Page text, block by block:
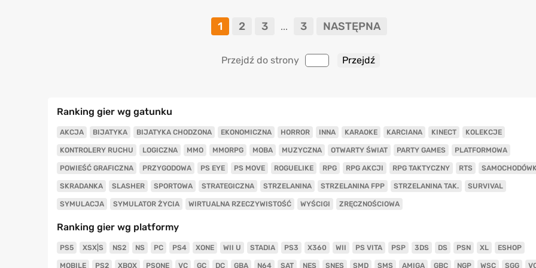
1 2 3 ... 3 NASTĘPNA
Przejdź do strony
Ranking gier wg gatunku
AKCJA BIJATYKA BIJATYKA CHODZONA EKONOMICZNA HORROR INNA KARAOKE KARCIANA KINECT KOLEKCJE
KONTROLERY RUCHU LOGICZNA MMO MMORPG MOBA MUZYCZNA OTWARTY ŚWIAT PARTY GAMES PLATFORMOWA
POWIEŚĆ GRAFICZNA PRZYGODOWA PS EYE PS MOVE ROGUELIKE RPG RPG AKCJI RPG TAKTYCZNY RTS
SKRADANKA SLASHER SPORTOWA STRATEGICZNA STRZELANINA STRZELANINA FPP STRZELANINA TAK. SURVIVAL
SYMULACJA SYMULATOR ŻYCIA WIRTUALNA RZECZYWISTOŚĆ WYŚCIGI ZRĘCZNOŚCIOWA
Ranking gier wg platformy
PS5 XSX|S NS2 NS PC PS4 XONE WII U STADIA PS3 X360 WII PS VITA PSP 3DS DS PSN XL ESHOP
MOBILE PS2 XBOX PSONE VC GC DC GBA N64 SAT NES SNES SMD SMS AMIGA GBC NGP WSC SGG